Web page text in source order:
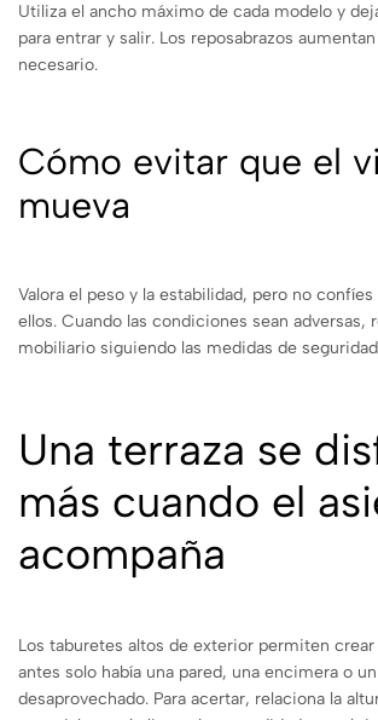
Utiliza el ancho máximo de cada modelo y
para entrar y salir. Los reposabrazos
necesario.
Cómo evitar que el
mueva
Valora el peso y la estabilidad, pero no
ellos. Cuando las condiciones sean adversas,
mobiliario siguiendo las medidas de
Una terraza se
más cuando el
acompaña
Los taburetes altos de exterior permiten crear
antes solo había una pared, una encimera o
desaprovechado. Para acertar, relaciona la